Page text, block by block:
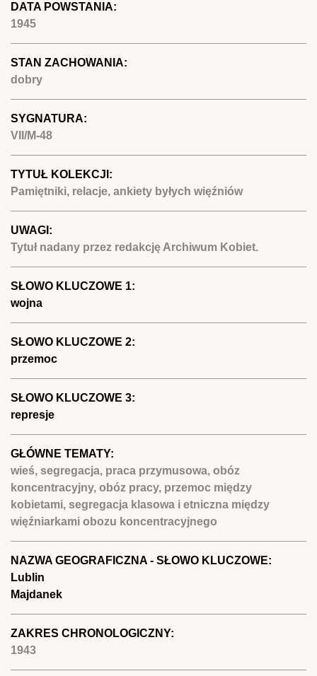
DATA POWSTANIA:
1945
STAN ZACHOWANIA:
dobry
SYGNATURA:
VII/M-48
TYTUŁ KOLEKCJI:
Pamiętniki, relacje, ankiety byłych więźniów
UWAGI:
Tytuł nadany przez redakcję Archiwum Kobiet.
SŁOWO KLUCZOWE 1:
wojna
SŁOWO KLUCZOWE 2:
przemoc
SŁOWO KLUCZOWE 3:
represje
GŁÓWNE TEMATY:
wieś, segregacja, praca przymusowa, obóz
koncentracyjny, obóz pracy, przemoc między
kobietami, segregacja klasowa i etniczna między
więźniarkami obozu koncentracyjnego
NAZWA GEOGRAFICZNA - SŁOWO KLUCZOWE:
Lublin
Majdanek
ZAKRES CHRONOLOGICZNY:
1943